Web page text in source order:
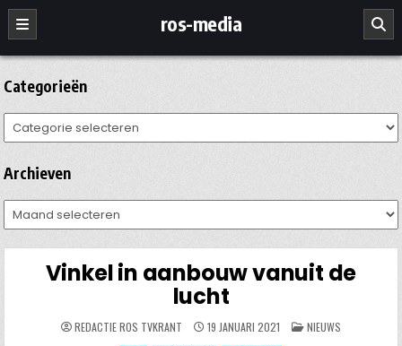
Ga
naar
de
inhoud
ros-media
Categorieën
Categorieën
Archieven
Archieven
Vinkel in aanbouw vanuit de
lucht
REDACTIE ROS TVKRANT 19 JANUARI 2021 GEPLAATST
IN
NIEUWS